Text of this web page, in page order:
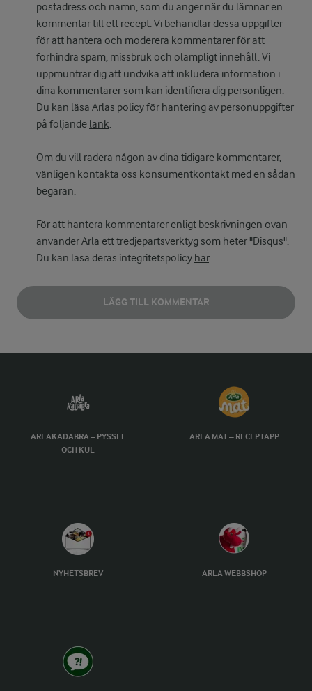
postadress och namn, som du anger när du lämnar en
kommentar till ett recept. Vi behandlar dessa uppgifter
för att hantera och moderera kommentarer för att
förhindra spam, missbruk och olämpligt innehåll. Vi
uppmuntrar dig att undvika att inkludera information i
dina kommentarer som kan identifiera dig personligen.
Du kan läsa Arlas policy för hantering av personuppgifter
på följande länk.
Om du vill radera någon av dina tidigare kommentarer,
vänligen kontakta oss konsumentkontakt med en sådan
begäran.
För att hantera kommentarer enligt beskrivningen ovan
använder Arla ett tredjepartsverktyg som heter "Disqus".
Du kan läsa deras integritetspolicy här.
LÄGG TILL KOMMENTAR
ARLAKADABRA – PYSSEL
OCH KUL
ARLA MAT – RECEPTAPP
NYHETSBREV ARLA WEBBSHOP